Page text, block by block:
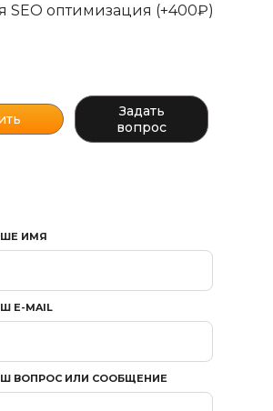
SEO оптимизация (+400₽)
Задать
вопрос
ИМЯ
E-MAIL
ВОПРОС ИЛИ СООБЩЕНИЕ